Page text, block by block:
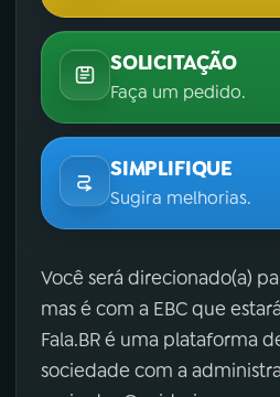
SOLICITAÇÃO
Faça um pedido.
SIMPLIFIQUE
Sugira melhorias.
Você será direcionado(a)
mas é com a EBC que
Fala.BR é uma plataforma
sociedade com a